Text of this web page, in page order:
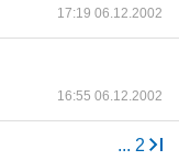
17:19 06.12.2002
16:55 06.12.2002
... 2